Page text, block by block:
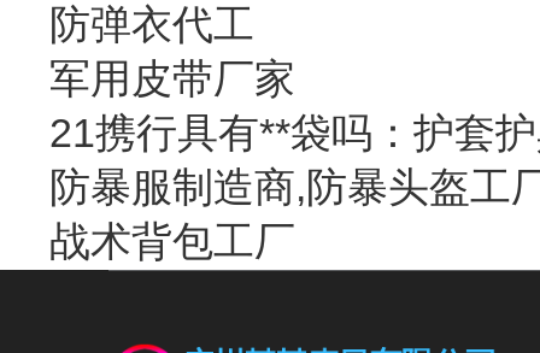
防弹衣代工
军用皮带厂家
21携行具有**袋吗：护套
防暴服制造商,防暴头盔工
战术背包工厂